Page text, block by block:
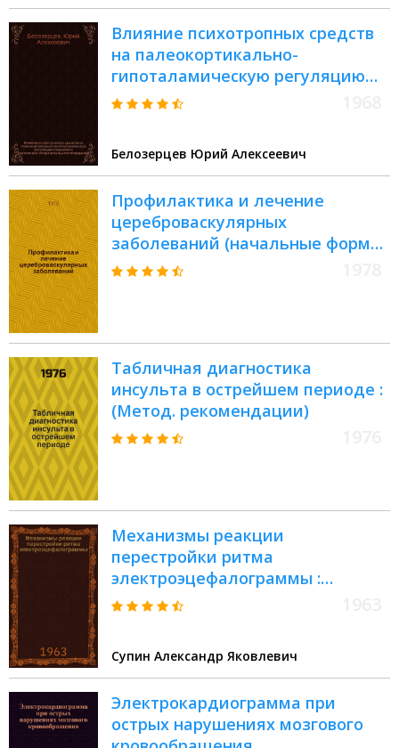
Влияние психотропных средств
на палеокортикально-
гипоталамическую регуляцию
пищевого и агрессивно-
учен. степени канд. мед. наук :
(775)
Белозерцев Юрий Алексеевич
Профилактика и лечение
цереброваскулярных
заболеваний (начальные формы)
: Сб. науч. тр
Табличная диагностика
инсульта в острейшем периоде :
(Метод. рекомендации)
Механизмы реакции
перестройки ритма
электроэцефалограммы :
Автореферат дис. на соискание
Супин Александр Яковлевич
Электрокардиограмма при
острых нарушениях мозгового